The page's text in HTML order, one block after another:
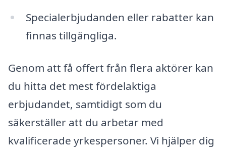
Specialerbjudanden eller rabatter kan
finnas tillgängliga.
Genom att få offert från flera aktörer kan
du hitta det mest fördelaktiga
erbjudandet, samtidigt som du
säkerställer att du arbetar med
kvalificerade yrkespersoner. Vi hjälper dig